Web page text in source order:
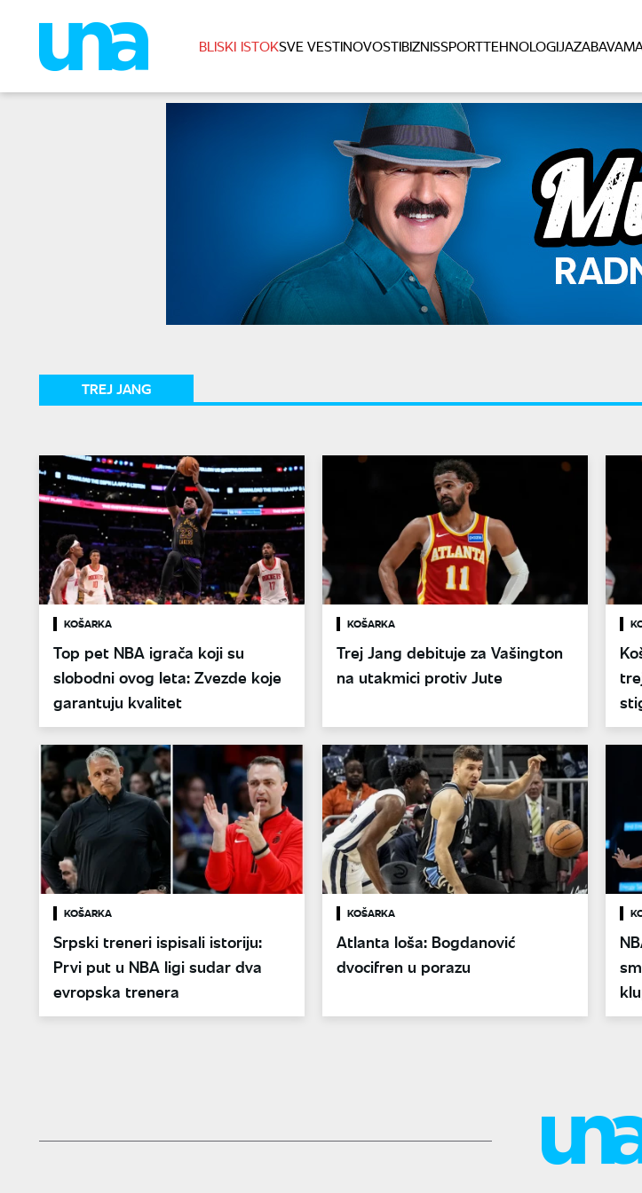
BLISKI ISTOKSVE VESTINOVOSTIBIZNISSPORTTEHNOLOGIJAZABAVA
TREJ JANG
KOŠARKA
Top pet NBA igrača koji su
slobodni ovog leta: Zvezde koje
garantuju kvalitet
KOŠARKA
Trej Jang debituje za Vašington
na utakmici protiv Jute
KOŠARKA
Srpski treneri ispisali istoriju:
Prvi put u NBA ligi sudar dva
evropska trenera
KOŠARKA
Atlanta loša: Bogdanović
dvocifren u porazu